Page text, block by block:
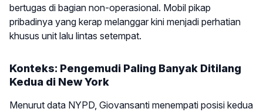
bertugas di bagian non-operasional. Mobil pikap
pribadinya yang kerap melanggar kini menjadi perhatian
khusus unit lalu lintas setempat.
Konteks: Pengemudi Paling Banyak Ditilang
Kedua di New York
Menurut data NYPD, Giovansanti menempati posisi kedua